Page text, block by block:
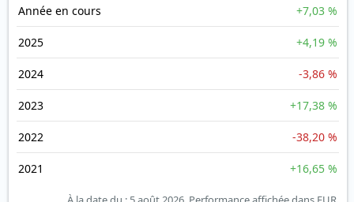
Année en cours +7,03 %
2025 +4,19 %
2024 -3,86 %
2023 +17,38 %
2022 -38,20 %
2021 +16,65 %